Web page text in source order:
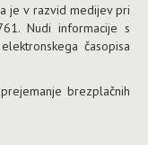
je v razvid medijev pri
Nudi informacije s
časopisa
brezplačnih